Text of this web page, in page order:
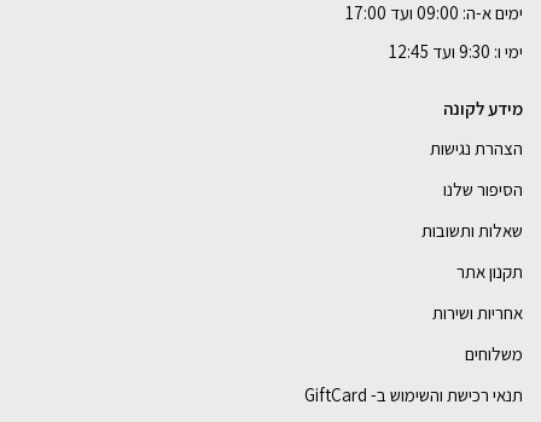
ימים א-ה: 09:00 ועד 17:00
ימי ו: 9:30 ועד 12:45
מידע לקונה
הצהרת נגישות
הסיפור שלנו
שאלות ותשובות
תקנון אתר
אחריות ושירות
משלוחים
תנאי רכישת והשימוש ב- GiftCard